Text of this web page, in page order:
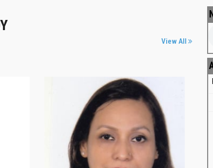
View All
Sharmin Afroza
Principal (Acting)